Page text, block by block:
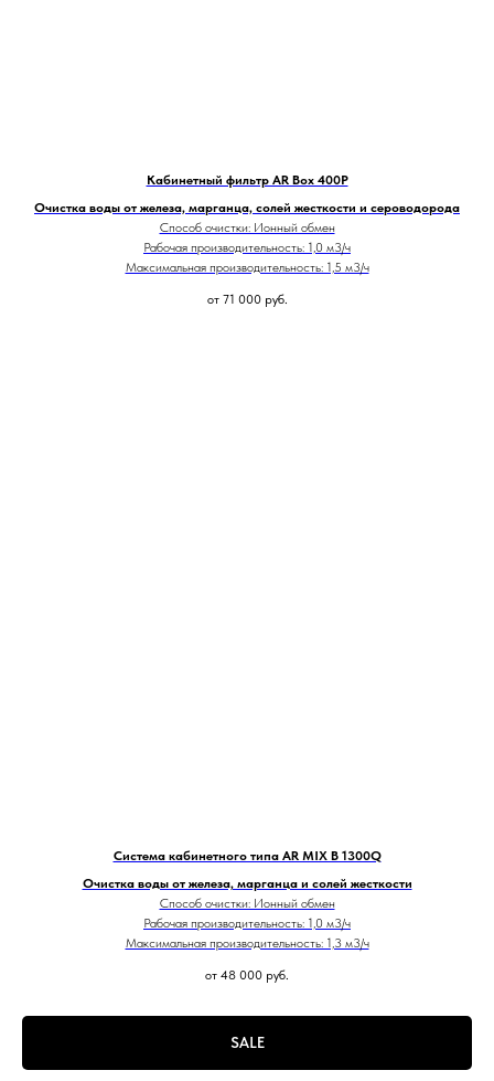
Кабинетный фильтр AR Box 400P
Очистка воды от железа, марганца, солей жесткости и сероводорода
Способ очистки: Ионный обмен
Рабочая производительность: 1,0 м3/ч
Максимальная производительность: 1,5 м3/ч
от 71 000 руб.
Система кабинетного типа AR MIX B 1300Q
Очистка воды от железа, марганца и солей жесткости
Способ очистки: Ионный обмен
Рабочая производительность: 1,0 м3/ч
Максимальная производительность: 1,3 м3/ч
от 48 000 руб.
SALE